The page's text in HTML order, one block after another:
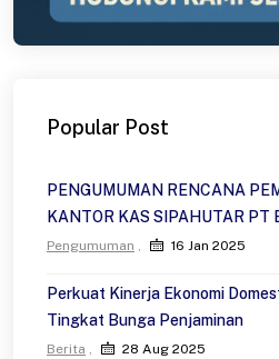
Popular Post
PENGUMUMAN RENCANA
KANTOR KAS SIPAHUTAR PT
Pengumuman 16 Jan 2025
Perkuat Kinerja Ekonomi
Tingkat Bunga Penjaminan
Berita 28 Aug 2025